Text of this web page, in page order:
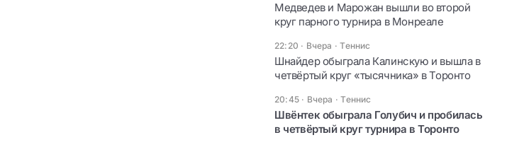
Медведев и Марожан вышли во второй
круг парного турнира в Монреале
22:20 · Вчера ·Теннис
Шнайдер обыграла Калинскую и вышла в
четвёртый круг «тысячника» в Торонто
20:45 · Вчера ·Теннис
Швёнтек обыграла Голубич и пробилась
в четвёртый круг турнира в Торонто